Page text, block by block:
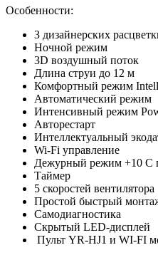
Особенности:
3 дизайнерских
Ночной режим
3D воздушный поток
Длина струи до 12 м
Комфортный режим
Автоматический режим
Интенсивный режим
Авторестарт
Интеллектуальный
Wi-Fi управление
Дежурный режим +10 С
Таймер
5 скоростей вентилятора
Простой быстрый
Самодиагностика
Скрытый LED-дисплей
Пульт YR-HJ1 и WI-FI